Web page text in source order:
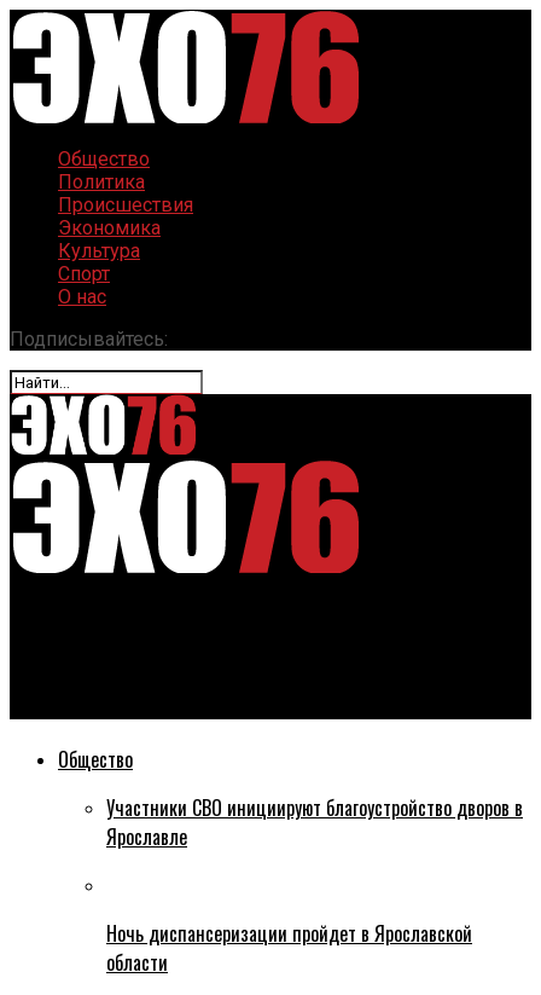
Общество
Политика
Происшествия
Экономика
Культура
Спорт
О нас
Подписывайтесь:
Общество
Участники СВО инициируют благоустройство дворов в
Ярославле
Ночь диспансеризации пройдет в Ярославской
области